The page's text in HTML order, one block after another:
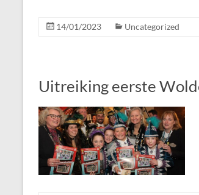
14/01/2023 Uncategorized
Uitreiking eerste